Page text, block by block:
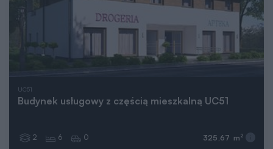
UC51
Budynek usługowy z częścią mieszkalną UC51
2 6 0 325,67 m 2